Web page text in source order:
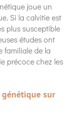
joue un
Si la calvitie est
plus susceptible
études ont
familiale de la
précoce chez les
génétique sur